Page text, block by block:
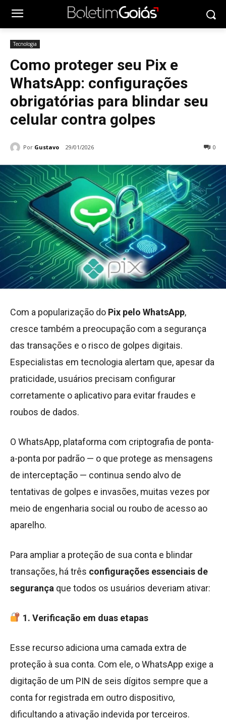
Tecnologia
Como proteger seu Pix e
WhatsApp: configurações
obrigatórias para blindar seu
celular contra golpes
Por Gustavo 29/01/2026 0
Com a popularização do Pix pelo WhatsApp,
cresce também a preocupação com a segurança
das transações e o risco de golpes digitais.
Especialistas em tecnologia alertam que, apesar da
praticidade, usuários precisam configurar
corretamente o aplicativo para evitar fraudes e
roubos de dados.
O WhatsApp, plataforma com criptografia de ponta-
a-ponta por padrão — o que protege as mensagens
de interceptação — continua sendo alvo de
tentativas de golpes e invasões, muitas vezes por
meio de engenharia social ou roubo de acesso ao
aparelho.
Para ampliar a proteção de sua conta e blindar
transações, há três configurações essenciais de
segurança que todos os usuários deveriam ativar:
1. Verificação em duas etapas
Esse recurso adiciona uma camada extra de
proteção à sua conta. Com ele, o WhatsApp exige a
digitação de um PIN de seis dígitos sempre que a
conta for registrada em outro dispositivo,
dificultando a ativação indevida por terceiros.